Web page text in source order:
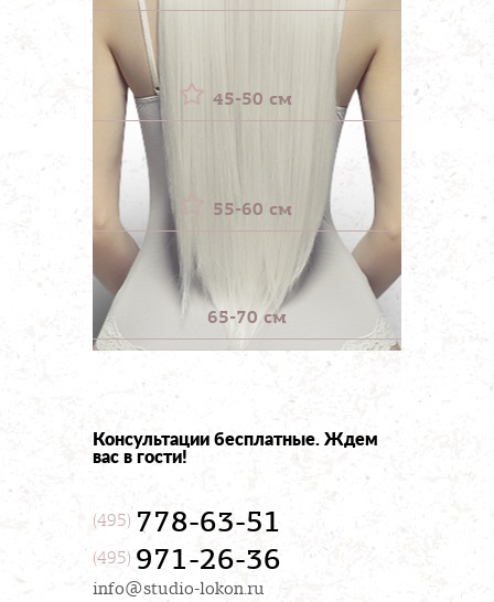
45-50 см
55-60 см
65-70 см
Консультации бесплатные. Ждем
вас в гости!
(495) 778-63-51
(495) 971-26-36
info@studio-lokon.ru